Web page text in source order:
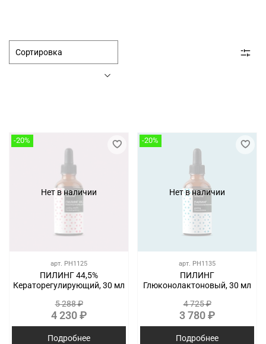
Нет в наличии
-20%
арт. PH1125
ПИЛИНГ 44,5%
Кераторегулирующий, 30 мл
5 288 ₽
4 230 ₽
Подробнее
Нет в наличии
-20%
арт. PH1135
ПИЛИНГ
Глюконолактоновый, 30 мл
4 725 ₽
3 780 ₽
Подробнее